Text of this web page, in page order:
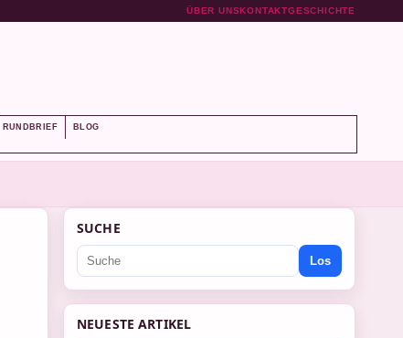
ÜBER UNSKONTAKTGESCHICHTE
RUNDBRIEF BLOG
SUCHE
Los
NEUESTE ARTIKEL